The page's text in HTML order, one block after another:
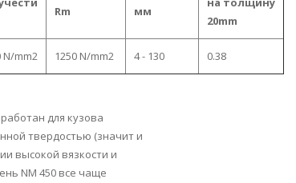
Rm
мм
20mm
N/mm2 1250 N/mm2 4 - 130 0.38
для кузова
твердостью (значит и
высокой вязкости и
NM 450 все чаще